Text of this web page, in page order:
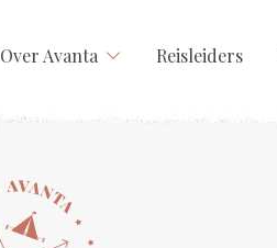
Over Avanta Reisleiders